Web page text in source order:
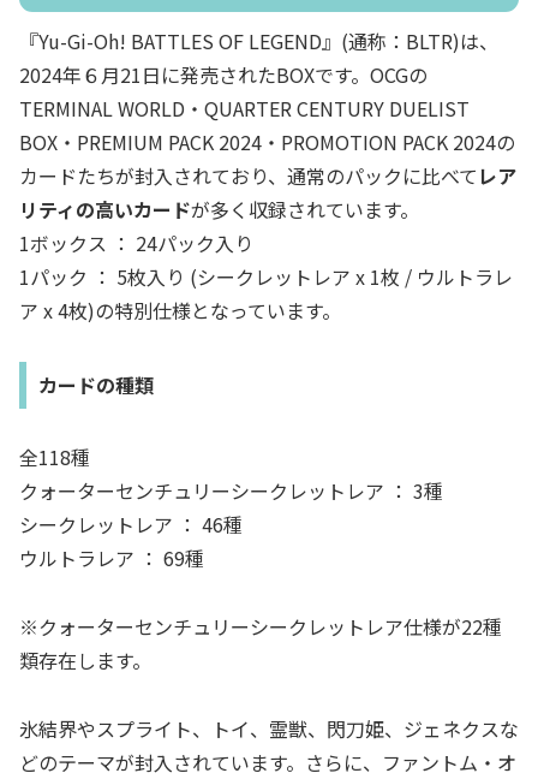
『Yu-Gi-Oh! BATTLES OF LEGEND』(通称：BLTR)は、
2024年６月21日に発売されたBOXです。OCGの
TERMINAL WORLD・QUARTER CENTURY DUELIST
BOX・PREMIUM PACK 2024・PROMOTION PACK 2024の
カードたちが封入されており、通常のパックに比べて レア
リティの高いカードが多く収録されています。
1ボックス ： 24パック入り
1パック ： 5枚入り (シークレットレア x 1枚 / ウルトラレ
ア x 4枚)の特別仕様となっています。
カードの種類
全118種
クォーターセンチュリーシークレットレア ： 3種
シークレットレア ： 46種
ウルトラレア ： 69種
※クォーターセンチュリーシークレットレア仕様が22種
類存在します。
氷結界やスプライト、トイ、霊獣、閃刀姫、ジェネクスな
どのテーマが封入されています。さらに、ファントム・オ